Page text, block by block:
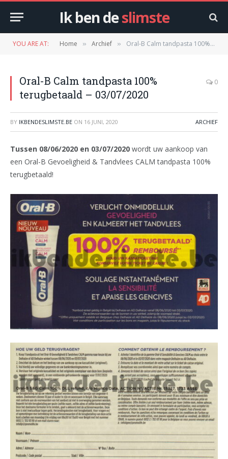
Ik ben deslimste
YOU ARE AT: Home » Archief » Oral-B Calm tandpasta 100% terugbetaald – 03/07/2020
Oral-B Calm tandpasta 100%
terugbetaald – 03/07/2020
0
BY IKBENDESLIMSTE.BE ON 16 JUNI, 2020 ARCHIEF
Tussen 08/06/2020 en 03/07/2020 wordt uw aankoop van
een Oral-B Gevoeligheid & Tandvlees CALM tandpasta 100%
terugbetaald!